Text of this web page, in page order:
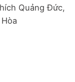
Quảng Đức,